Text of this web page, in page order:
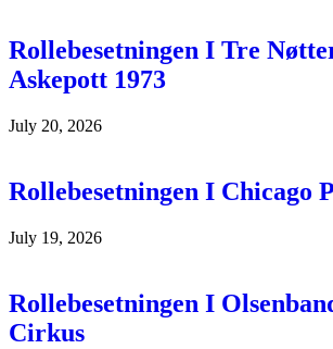
Rollebesetningen I Tre
Askepott 1973
July 20, 2026
Rollebesetningen I Chicago
July 19, 2026
Rollebesetningen I
Cirkus